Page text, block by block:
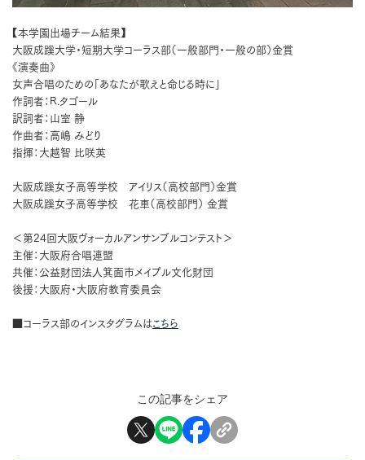
【本学園出場チーム結果】
大阪成蹊大学・短期大学コーラス部（一般部門・一般の部）金賞
《演奏曲》
女声合唱のための「あなたが歌えと命じる時に」
作詞者：R.タゴール
訳詞者：山室 静
作曲者：高嶋 みどり
指揮：大越智 比咲英
大阪成蹊女子高等学校 アイリス（高校部門）金賞
大阪成蹊女子高等学校 花車（高校部門） 金賞
＜第24回大阪ヴォーカルアンサンブルコンテスト＞
主催：大阪府合唱連盟
共催：公益財団法人箕面市メイプル文化財団
後援：大阪府・大阪府教育委員会
■コーラス部のインスタグラムはこちら
この記事をシェア